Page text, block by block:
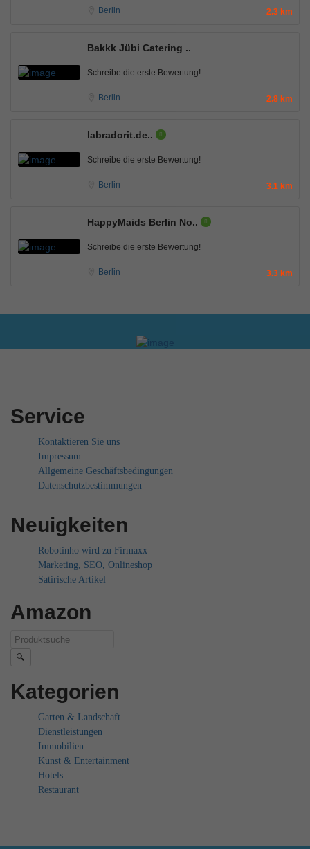
Berlin 2.3 km
Bakkk Jübi Catering ..
Schreibe die erste Bewertung!
Berlin 2.8 km
labradorit.de..
Schreibe die erste Bewertung!
Berlin 3.1 km
HappyMaids Berlin No..
Schreibe die erste Bewertung!
Berlin 3.3 km
Service
Kontaktieren Sie uns
Impressum
Allgemeine Geschäftsbedingungen
Datenschutzbestimmungen
Neuigkeiten
Robotinho wird zu Firmaxx
Marketing, SEO, Onlineshop
Satirische Artikel
Amazon
🔍
Kategorien
Garten & Landschaft
Dienstleistungen
Immobilien
Kunst & Entertainment
Hotels
Restaurant